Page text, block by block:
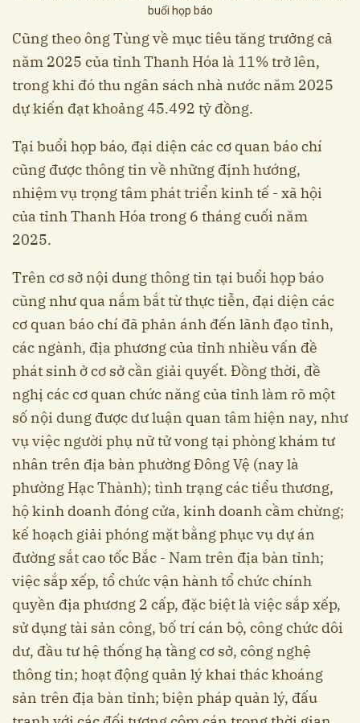
buổi họp báo
Cũng theo ông Tùng về mục tiêu tăng trưởng cả
năm 2025 của tỉnh Thanh Hóa là 11% trở lên,
trong khi đó thu ngân sách nhà nước năm 2025
dự kiến đạt khoảng 45.492 tỷ đồng.
Tại buổi họp báo, đại diện các cơ quan báo chí
cũng được thông tin về những định hướng,
nhiệm vụ trọng tâm phát triển kinh tế - xã hội
của tỉnh Thanh Hóa trong 6 tháng cuối năm
2025.
Trên cơ sở nội dung thông tin tại buổi họp báo
cũng như qua nắm bắt từ thực tiễn, đại diện các
cơ quan báo chí đã phản ánh đến lãnh đạo tỉnh,
các ngành, địa phương của tỉnh nhiều vấn đề
phát sinh ở cơ sở cần giải quyết. Đồng thời, đề
nghị các cơ quan chức năng của tỉnh làm rõ một
số nội dung được dư luận quan tâm hiện nay, như
vụ việc người phụ nữ tử vong tại phòng khám tư
nhân trên địa bàn phường Đông Vệ (nay là
phường Hạc Thành); tình trạng các tiểu thương,
hộ kinh doanh đóng cửa, kinh doanh cầm chừng;
kế hoạch giải phóng mặt bằng phục vụ dự án
đường sắt cao tốc Bắc - Nam trên địa bàn tỉnh;
việc sắp xếp, tổ chức vận hành tổ chức chính
quyền địa phương 2 cấp, đặc biệt là việc sắp xếp,
sử dụng tài sản công, bố trí cán bộ, công chức dôi
dư, đầu tư hệ thống hạ tầng cơ sở, công nghệ
thông tin; hoạt động quản lý khai thác khoáng
sản trên địa bàn tỉnh; biện pháp quản lý, đấu